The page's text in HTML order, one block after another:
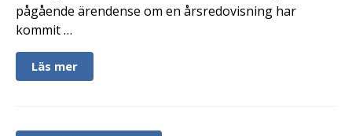
pågående ärendense om en årsredovisning har
kommit …
Läs mer